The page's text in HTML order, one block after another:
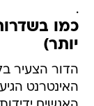
.
כמו
יותר)
הדור הצעיר
האינטרנט